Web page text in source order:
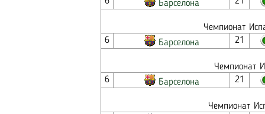
Барселона
Чемпионат
6
Барселона 21
Чемпионат
6
Барселона 21
Чемпионат